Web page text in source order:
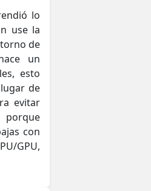
lo
use la
de
un
esto
de
evitar
porque
con
GPU,